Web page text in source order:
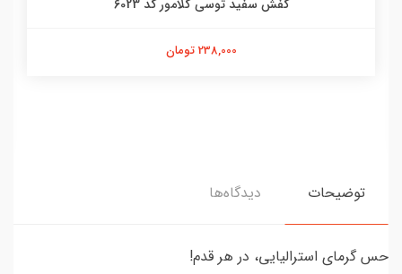
کفش سفید توسی گلامور کد 6023
238,000 تومان
توضیحات دیدگاه‌ها
حس گرمای استرالیایی، در هر قدم!